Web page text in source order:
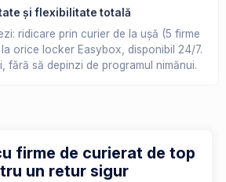
și flexibilitate totală
ridicare prin curier de la ușă (5 firme
orice locker Easybox, disponibil 24/7.
fără să depinzi de programul nimănui.
firme de curierat de top
un retur sigur